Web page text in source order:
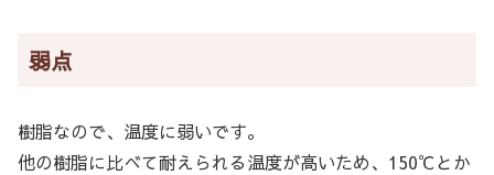
弱点
樹脂なので、温度に弱いです。
他の樹脂に比べて耐えられる温度が高いため、150℃とか